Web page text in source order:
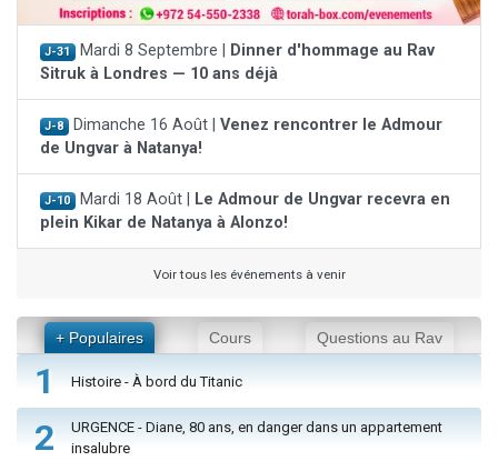
J-31 Mardi 8 Septembre |
Dinner d'hommage au Rav
Sitruk à Londres — 10 ans déjà
J-8 Dimanche 16 Août | Venez rencontrer le Admour
de Ungvar à Natanya!
J-10 Mardi 18 Août |
Le Admour de Ungvar recevra en
plein Kikar de Natanya à Alonzo!
Voir tous les événements à venir
+ Populaires Cours Questions au Rav
1 Histoire - À bord du Titanic
2
URGENCE - Diane, 80 ans, en danger dans un appartement
insalubre